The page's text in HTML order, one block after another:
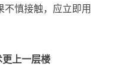
不慎接触，应立即用
上一层楼